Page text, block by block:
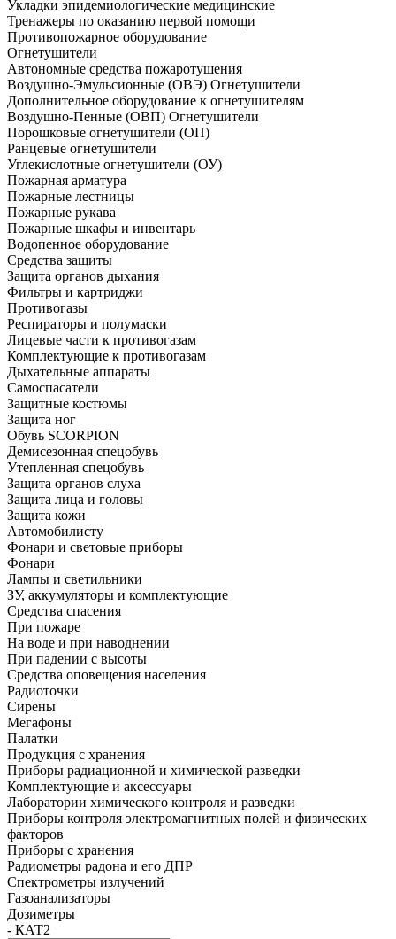
Укладки эпидемиологические медицинские
Тренажеры по оказанию первой помощи
Противопожарное оборудование
Огнетушители
Автономные средства пожаротушения
Воздушно-Эмульсионные (ОВЭ) Огнетушители
Дополнительное оборудование к огнетушителям
Воздушно-Пенные (ОВП) Огнетушители
Порошковые огнетушители (ОП)
Ранцевые огнетушители
Углекислотные огнетушители (ОУ)
Пожарная арматура
Пожарные лестницы
Пожарные рукава
Пожарные шкафы и инвентарь
Водопенное оборудование
Средства защиты
Защита органов дыхания
Фильтры и картриджи
Противогазы
Респираторы и полумаски
Лицевые части к противогазам
Комплектующие к противогазам
Дыхательные аппараты
Самоспасатели
Защитные костюмы
Защита ног
Обувь SCORPION
Демисезонная спецобувь
Утепленная спецобувь
Защита органов слуха
Защита лица и головы
Защита кожи
Автомобилисту
Фонари и световые приборы
Фонари
Лампы и светильники
ЗУ, аккумуляторы и комплектующие
Средства спасения
При пожаре
На воде и при наводнении
При падении с высоты
Средства оповещения населения
Радиоточки
Сирены
Мегафоны
Палатки
Продукция с хранения
Приборы радиационной и химической разведки
Комплектующие и аксессуары
Лаборатории химического контроля и разведки
Приборы контроля электромагнитных полей и физических
факторов
Приборы с хранения
Радиометры радона и его ДПР
Спектрометры излучений
Газоанализаторы
Дозиметры
- КАТ2